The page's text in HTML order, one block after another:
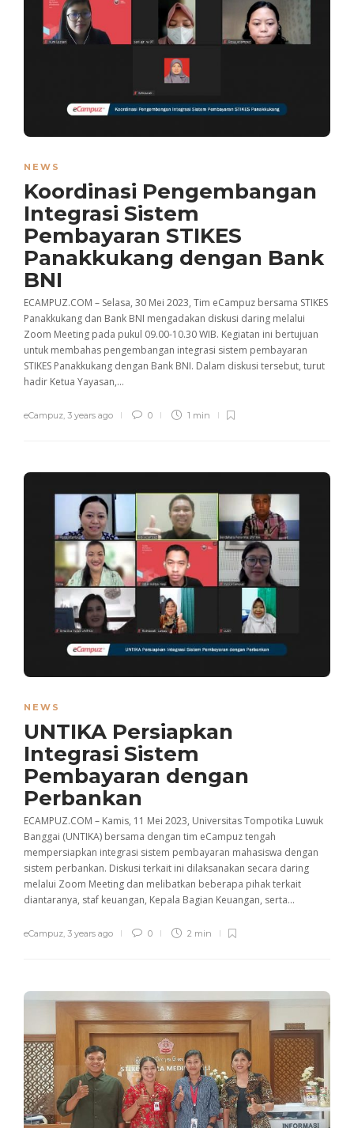
NEWS
Koordinasi Pengembangan
Integrasi Sistem
Pembayaran STIKES
Panakkukang dengan Bank
BNI
ECAMPUZ.COM – Selasa, 30 Mei 2023, Tim eCampuz bersama STIKES
Panakkukang dan Bank BNI mengadakan diskusi daring melalui
Zoom Meeting pada pukul 09.00-10.30 WIB. Kegiatan ini bertujuan
untuk membahas pengembangan integrasi sistem pembayaran
STIKES Panakkukang dengan Bank BNI. Dalam diskusi tersebut, turut
hadir Ketua Yayasan,...
eCampuz 3 years ago 0 1 min
NEWS
UNTIKA Persiapkan
Integrasi Sistem
Pembayaran dengan
Perbankan
ECAMPUZ.COM – Kamis, 11 Mei 2023, Universitas Tompotika Luwuk
Banggai (UNTIKA) bersama dengan tim eCampuz tengah
mempersiapkan integrasi sistem pembayaran mahasiswa dengan
sistem perbankan. Diskusi terkait ini dilaksanakan secara daring
melalui Zoom Meeting dan melibatkan beberapa pihak terkait
diantaranya, staf keuangan, Kepala Bagian Keuangan, serta...
eCampuz 3 years ago 0 2 min